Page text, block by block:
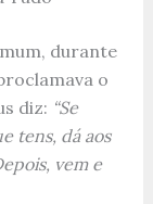
durante
o
diz: “Se
tens, dá aos
vem e